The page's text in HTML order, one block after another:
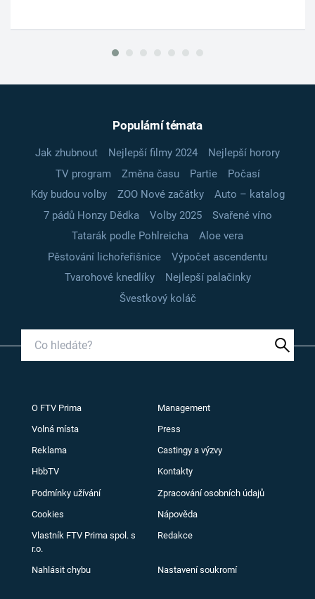
Populární témata
Jak zhubnout Nejlepší filmy 2024
Nejlepší horory
TV program
Změna času Partie
Počasí
Kdy budou volby
ZOO Nové začátky
Auto – katalog
7 pádů Honzy Dědka
Volby 2025
Svařené víno
Tatarák podle Pohlreicha
Aloe vera
Pěstování lichořeřišnice
Výpočet ascendentu
Tvarohové knedlíky
Nejlepší palačinky
Švestkový koláč
O FTV Prima Management
Volná místa Press
Reklama Castingy a výzvy
HbbTV Kontakty
Podmínky užívání Zpracování osobních údajů
Cookies Nápověda
Vlastník FTV Prima spol. s
r.o.
Redakce
Nahlásit chybu Nastavení soukromí